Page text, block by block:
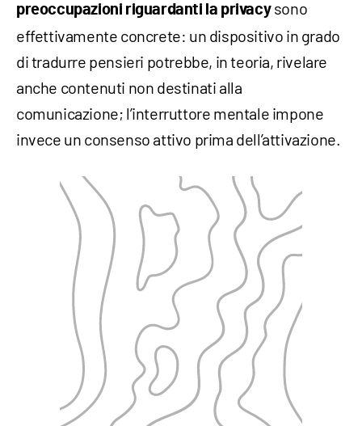
preoccupazioni riguardanti la privacysono
effettivamente concrete: un dispositivo in grado
di tradurre pensieri potrebbe, in teoria, rivelare
anche contenuti non destinati alla
comunicazione; l’interruttore mentale impone
invece un consenso attivo prima dell’attivazione.